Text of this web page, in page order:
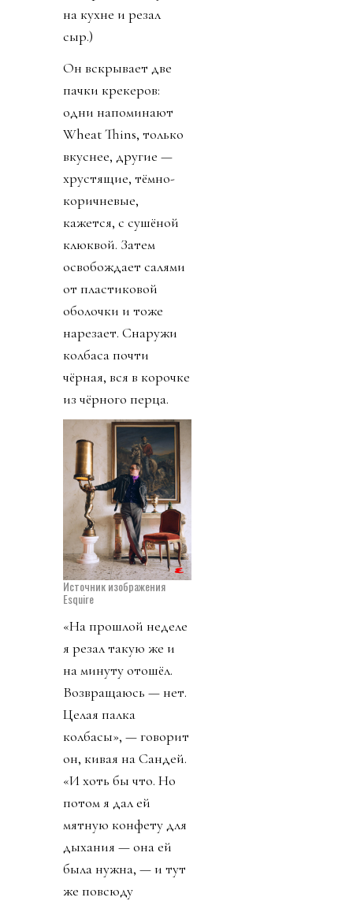
на кухне и резал
сыр.)
Он вскрывает две
пачки крекеров:
одни напоминают
Wheat Thins, только
вкуснее, другие —
хрустящие, тёмно-
коричневые,
кажется, с сушёной
клюквой. Затем
освобождает салями
от пластиковой
оболочки и тоже
нарезает. Снаружи
колбаса почти
чёрная, вся в корочке
из чёрного перца.
Источник изображения
Esquire
«На прошлой неделе
я резал такую же и
на минуту отошёл.
Возвращаюсь — нет.
Целая палка
колбасы», — говорит
он, кивая на Сандей.
«И хоть бы что. Но
потом я дал ей
мятную конфету для
дыхания — она ей
была нужна, — и тут
же повсюду